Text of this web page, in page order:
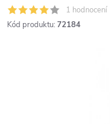
1 hodnocení
Kód produktu: 72184